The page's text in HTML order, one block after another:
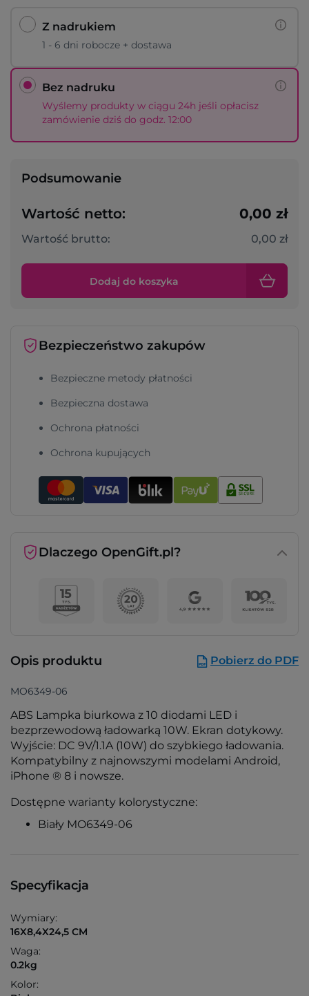
Z nadrukiem
1 - 6 dni robocze + dostawa
Bez nadruku
Wyślemy produkty w ciągu 24h jeśli opłacisz
zamówienie dziś do godz. 12:00
Podsumowanie
Wartość netto: 0,00 zł
Wartość brutto: 0,00 zł
Dodaj do koszyka
Bezpieczeństwo zakupów
Bezpieczne metody płatności
Bezpieczna dostawa
Ochrona płatności
Ochrona kupujących
Dlaczego OpenGift.pl?
Opis produktu Pobierz do PDF
MO6349-06
ABS Lampka biurkowa z 10 diodami LED i
bezprzewodową ładowarką 10W. Ekran dotykowy.
Wyjście: DC 9V/1.1A (10W) do szybkiego ładowania.
Kompatybilny z najnowszymi modelami Android,
iPhone ® 8 i nowsze.
Dostępne warianty kolorystyczne:
Biały MO6349-06
Specyfikacja
Wymiary:
16X8,4X24,5 CM
Waga:
0.2kg
Kolor: